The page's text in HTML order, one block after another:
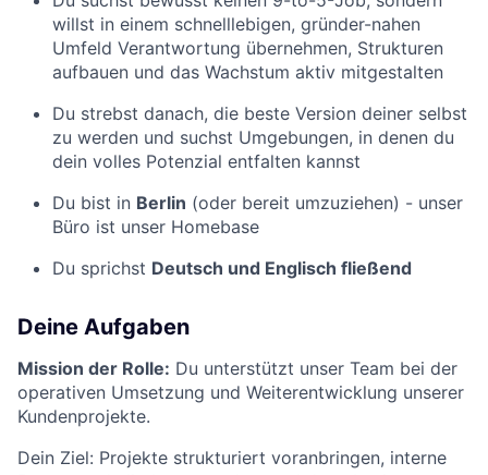
willst in einem schnelllebigen, gründer-nahen
Umfeld Verantwortung übernehmen, Strukturen
aufbauen und das Wachstum aktiv mitgestalten
Du strebst danach, die beste Version deiner selbst
zu werden und suchst Umgebungen, in denen du
dein volles Potenzial entfalten kannst
Du bist in Berlin (oder bereit umzuziehen) - unser
Büro ist unser Homebase
Du sprichst Deutsch und Englisch fließend
Deine Aufgaben
Mission der Rolle: Du unterstützt unser Team bei der
operativen Umsetzung und Weiterentwicklung unserer
Kundenprojekte.
Dein Ziel: Projekte strukturiert voranbringen, interne